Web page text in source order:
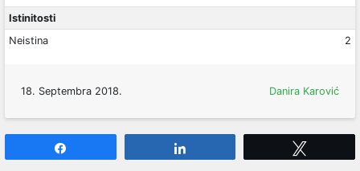
Istinitosti
Neistina
2
18. Septembra 2018. Danira Karović